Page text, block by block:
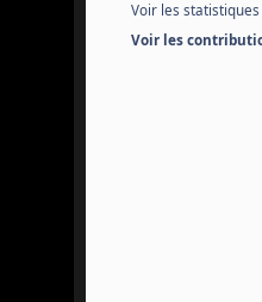
Voir les statistiques
Voir les